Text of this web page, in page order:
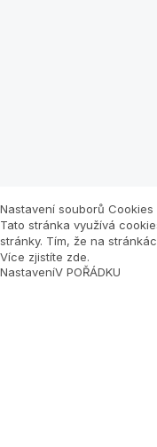
Nastavení souborů Cookies
Tato stránka využívá
stránky. Tím, že na
Více zjistíte zde.
NastaveníV POŘÁDKU